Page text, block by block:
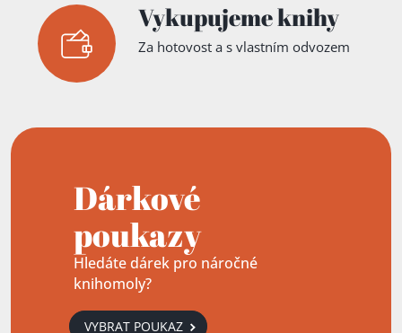
Vykupujeme knihy
Za hotovost a s vlastním odvozem
Dárkové
poukazy
Hledáte dárek pro náročné
knihomoly?
VYBRAT POUKAZ